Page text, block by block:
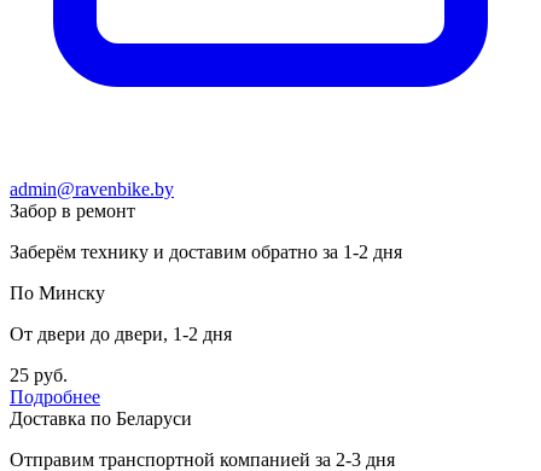
admin@ravenbike.by
Забор в ремонт
Заберём технику и доставим обратно за 1-2 дня
По Минску
От двери до двери, 1-2 дня
25 руб.
Подробнее
Доставка по Беларуси
Отправим транспортной компанией за 2-3 дня